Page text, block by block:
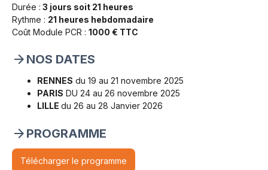
Durée : 3 jours soit 21 heures
Rythme : 21 heures hebdomadaire
Coût Module PCR : 1000 € TTC
NOS DATES
RENNES du 19 au 21 novembre 2025
PARIS DU 24 au 26 novembre 2025
LILLE du 26 au 28 Janvier 2026
PROGRAMME
Télécharger le programme